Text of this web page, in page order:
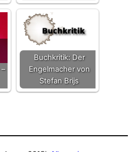
Buchkritik: Der
Engelmacher von
Stefan Brijs